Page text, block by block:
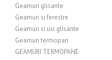
Geamuri glisante
Geamuri si ferestre
Geamuri si usi glisante
Geamuri termopan
GEAMURI TERMOPANE